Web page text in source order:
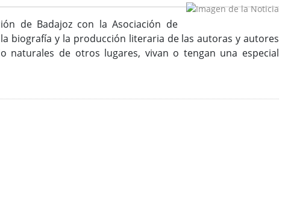
de Badajoz con la Asociación de
biografía y la producción literaria de las autoras y autores
de otros lugares, vivan o tengan una especial